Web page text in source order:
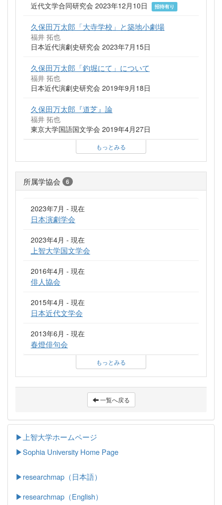
近代文学合同研究会 2023年12月10日
招待有り
久保田万太郎「大寺学校」と築地小劇場
福井 拓也
日本近代演劇史研究会 2023年7月15日
久保田万太郎「釣堀にて」について
福井 拓也
日本近代演劇史研究会 2019年9月18日
久保田万太郎『道芝』論
福井 拓也
東京大学国語国文学会 2019年4月27日
もっとみる
所属学協会 6
2023年7月 - 現在
日本演劇学会
2023年4月 - 現在
上智大学国文学会
2016年4月 - 現在
俳人協会
2015年4月 - 現在
日本近代文学会
2013年6月 - 現在
春燈俳句会
もっとみる
一覧へ戻る
▶上智大学ホームページ
▶Sophia University Home Page
▶researchmap（日本語）
▶researchmap（English）